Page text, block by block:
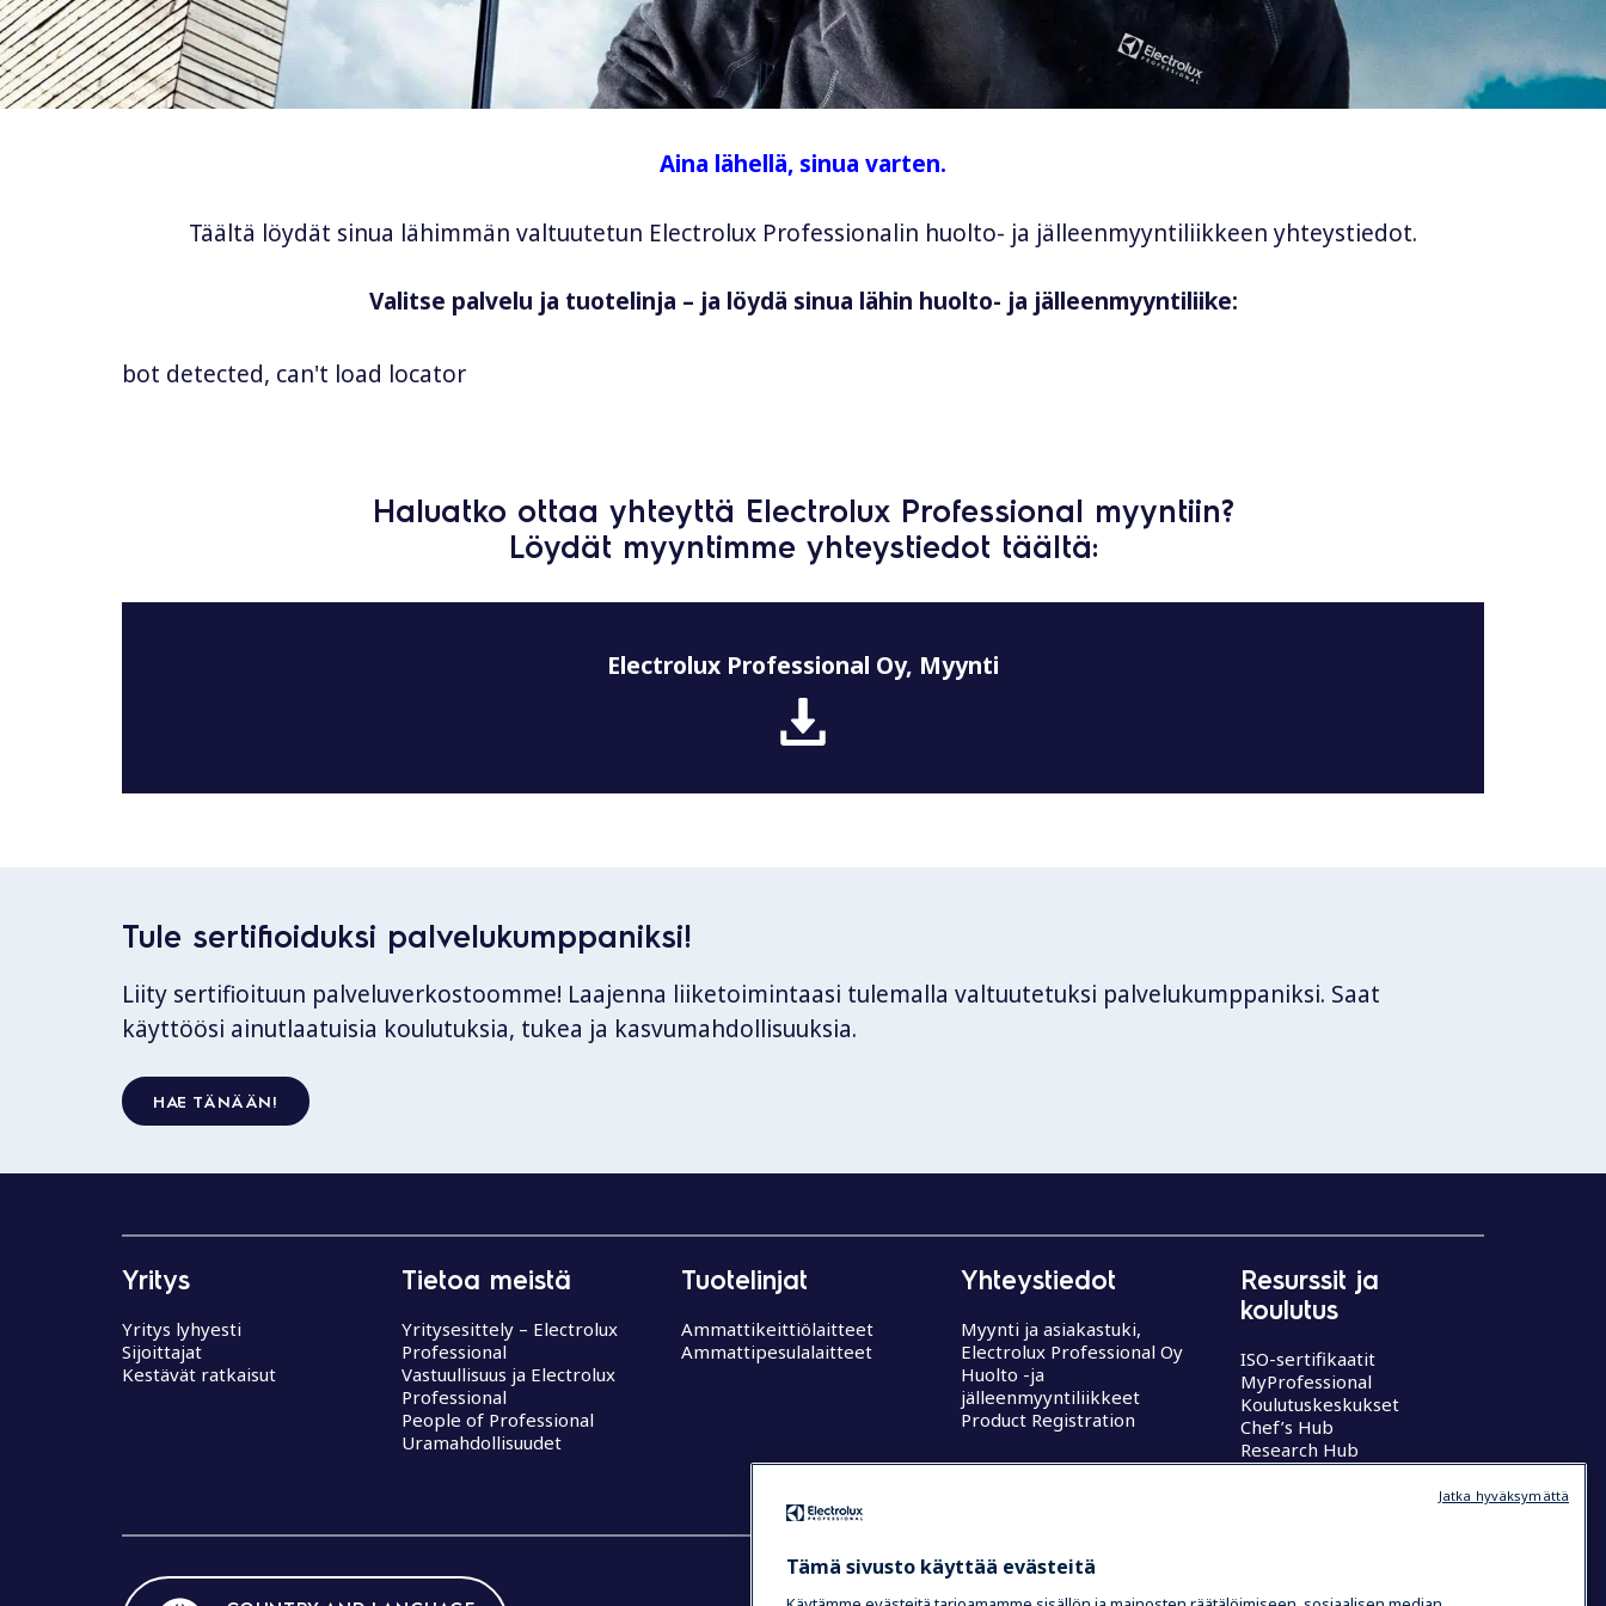
Aina lähellä, sinua varten.
Täältä löydät sinua lähimmän valtuutetun Electrolux Professionalin huolto- ja jälleenmyyntiliikkeen yhteystiedot.
Valitse palvelu ja tuotelinja – ja löydä sinua lähin huolto- ja jälleenmyyntiliike:
bot detected, can't load locator
Haluatko ottaa yhteyttä Electrolux Professional myyntiin?
Löydät myyntimme yhteystiedot täältä:
Electrolux Professional Oy, Myynti
Tule sertifioiduksi palvelukumppaniksi!
Liity sertifioituun palveluverkostoomme! Laajenna liiketoimintaasi tulemalla valtuutetuksi palvelukumppaniksi. Saat
käyttöösi ainutlaatuisia koulutuksia, tukea ja kasvumahdollisuuksia.
HAE TÄNÄÄN!
Yritys
Yritys lyhyesti
Sijoittajat
Kestävät ratkaisut
Tietoa meistä
Yritysesittely – Electrolux
Professional
Vastuullisuus ja Electrolux
Professional
People of Professional
Uramahdollisuudet
Tuotelinjat
Ammattikeittiölaitteet
Ammattipesulalaitteet
Yhteystiedot
Myynti ja asiakastuki,
Electrolux Professional Oy
Huolto -ja
jälleenmyyntiliikkeet
Product Registration
Resurssit ja
koulutus
ISO-sertifikaatit
MyProfessional
Koulutuskeskukset
Chef’s Hub
Research Hub
tutkimuskeskus
Tämä sivusto käyttää evästeitä
Jatka hyväksymättä